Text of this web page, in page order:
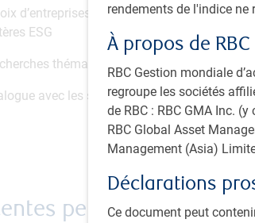
rendements de l'indice ne
À propos de
RBC Gestion mondiale
regroupe les sociétés
de RBC : RBC GMA Inc.
RBC Global Asset
Management (Asia)
Déclarations
Ce document peut
d’entreprises qui, à notre avis,
ESG
thématiques et ESG à long terme
avec les sociétés au sujet des enjeux
perspectives